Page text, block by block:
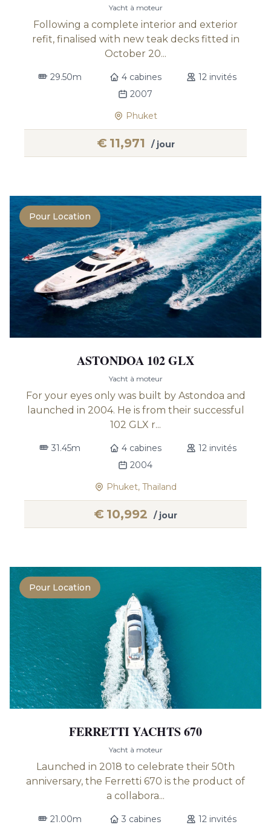
Yacht à moteur
Following a complete interior and exterior
refit, finalised with new teak decks fitted in
October 20...
29.50m 4 cabines
12 invités
2007
Phuket
€ 11,971 / jour
Pour Location
ASTONDOA 102 GLX
Yacht à moteur
For your eyes only was built by Astondoa and
launched in 2004. He is from their successful
102 GLX r...
31.45m 4 cabines
12 invités
2004
Phuket, Thailand
€ 10,992 / jour
Pour Location
FERRETTI YACHTS 670
Yacht à moteur
Launched in 2018 to celebrate their 50th
anniversary, the Ferretti 670 is the product of
a collabora...
21.00m 3 cabines
12 invités